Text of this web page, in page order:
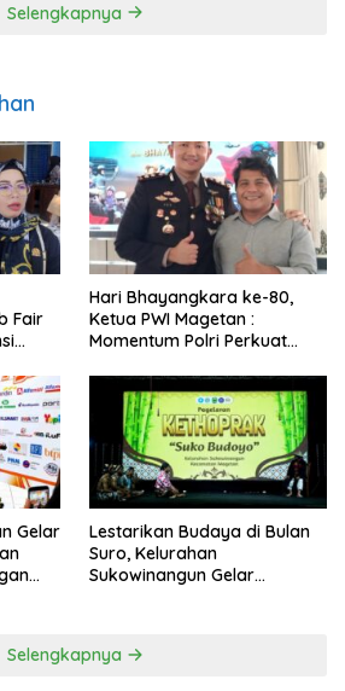
Selengkapnya
Fair
Hari Bhayangkara ke-80,
Ketua PWI Magetan :
Momentum Polri Perkuat
Gelar
Lestarikan Budaya di Bulan
Suro, Kelurahan
Sukowinangun Gelar
Selengkapnya